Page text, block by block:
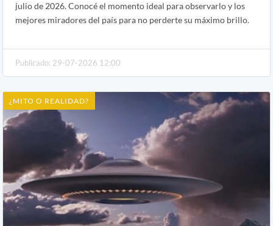
julio de 2026. Conocé el momento ideal para observarlo y los
mejores miradores del país para no perderte su máximo brillo.
Publicado: 29-07-2026 12:00
¿MITO O REALIDAD?